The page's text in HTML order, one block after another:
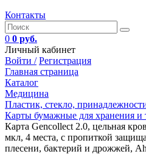
Контакты
0 0 руб.
Личный кабинет
Войти / Регистрация
Главная страница
Каталог
Медицина
Пластик, стекло,
Карты бумажные для хранения
Карта Gencollect 2.0, цельная
мкл, 4 места, с пропиткой
плесени, бактерий и дрожжей,